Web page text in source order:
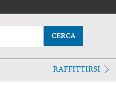
CERCA
RAFFITTIRSI